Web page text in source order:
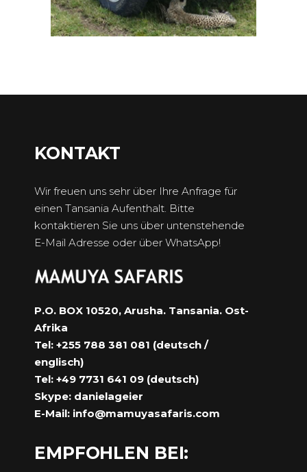
KONTAKT
Wir freuen uns sehr über Ihre Anfrage für
einen Tansania Aufenthalt. Bitte
kontaktieren Sie uns über untenstehende
E-Mail Adresse oder über WhatsApp!
P.O. BOX 10520, Arusha. Tansania. Ost-
Afrika
Tel: +255 788 381 081 (deutsch /
englisch)
Tel: +49 7731 641 09 (deutsch)
Skype: danielageier
E-Mail: info@mamuyasafaris.com
EMPFOHLEN BEI: